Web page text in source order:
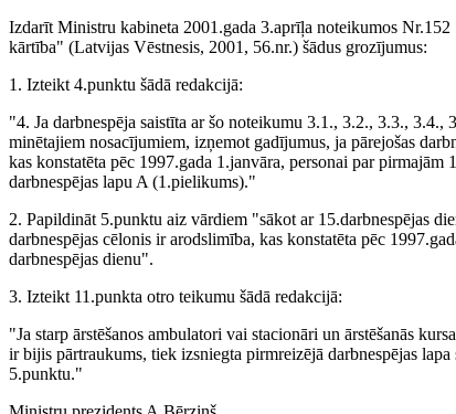
Izdarīt Ministru kabineta 2001.gada 3.aprīļa noteikumos Nr.152
kārtība" (Latvijas Vēstnesis, 2001, 56.nr.) šādus grozījumus:
1. Izteikt 4.punktu šādā redakcijā:
"4. Ja darbnespēja saistīta ar šo noteikumu 3.1., 3.2., 3.3., 3.4.,
minētajiem nosacījumiem, izņemot gadījumus, ja pārejošas
kas konstatēta pēc 1997.gada 1.janvāra, personai par pirmajām
darbnespējas lapu A (1.pielikums)."
2. Papildināt 5.punktu aiz vārdiem "sākot ar 15.darbnespējas
darbnespējas cēlonis ir arodslimība, kas konstatēta pēc
darbnespējas dienu".
3. Izteikt 11.punkta otro teikumu šādā redakcijā:
"Ja starp ārstēšanos ambulatori vai stacionāri un ārstēšanās
ir bijis pārtraukums, tiek izsniegta pirmreizējā darbnespējas
5.punktu."